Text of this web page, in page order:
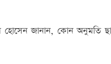
হোসেন জানান, কোন অনুমতি